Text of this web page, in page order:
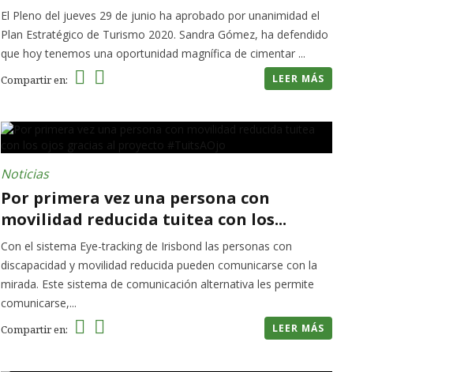
El Pleno del jueves 29 de junio ha aprobado por unanimidad el
Plan Estratégico de Turismo 2020. Sandra Gómez, ha defendido
que hoy tenemos una oportunidad magnífica de cimentar ...
Compartir en: LEER MÁS
Noticias
Por primera vez una persona con
movilidad reducida tuitea con los...
Con el sistema Eye-tracking de Irisbond las personas con
discapacidad y movilidad reducida pueden comunicarse con la
mirada. Este sistema de comunicación alternativa les permite
comunicarse,...
Compartir en: LEER MÁS